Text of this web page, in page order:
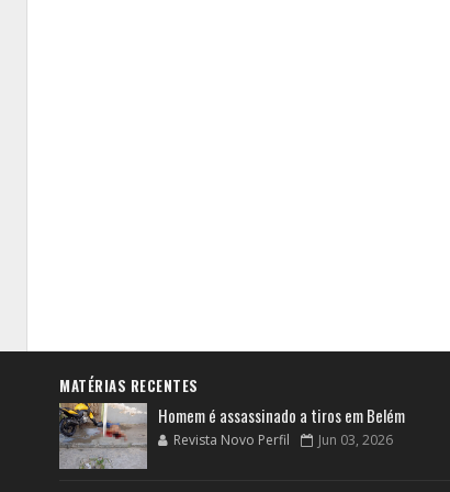
MATÉRIAS RECENTES
Homem é assassinado a tiros em Belém
Revista Novo Perfil Jun 03, 2026